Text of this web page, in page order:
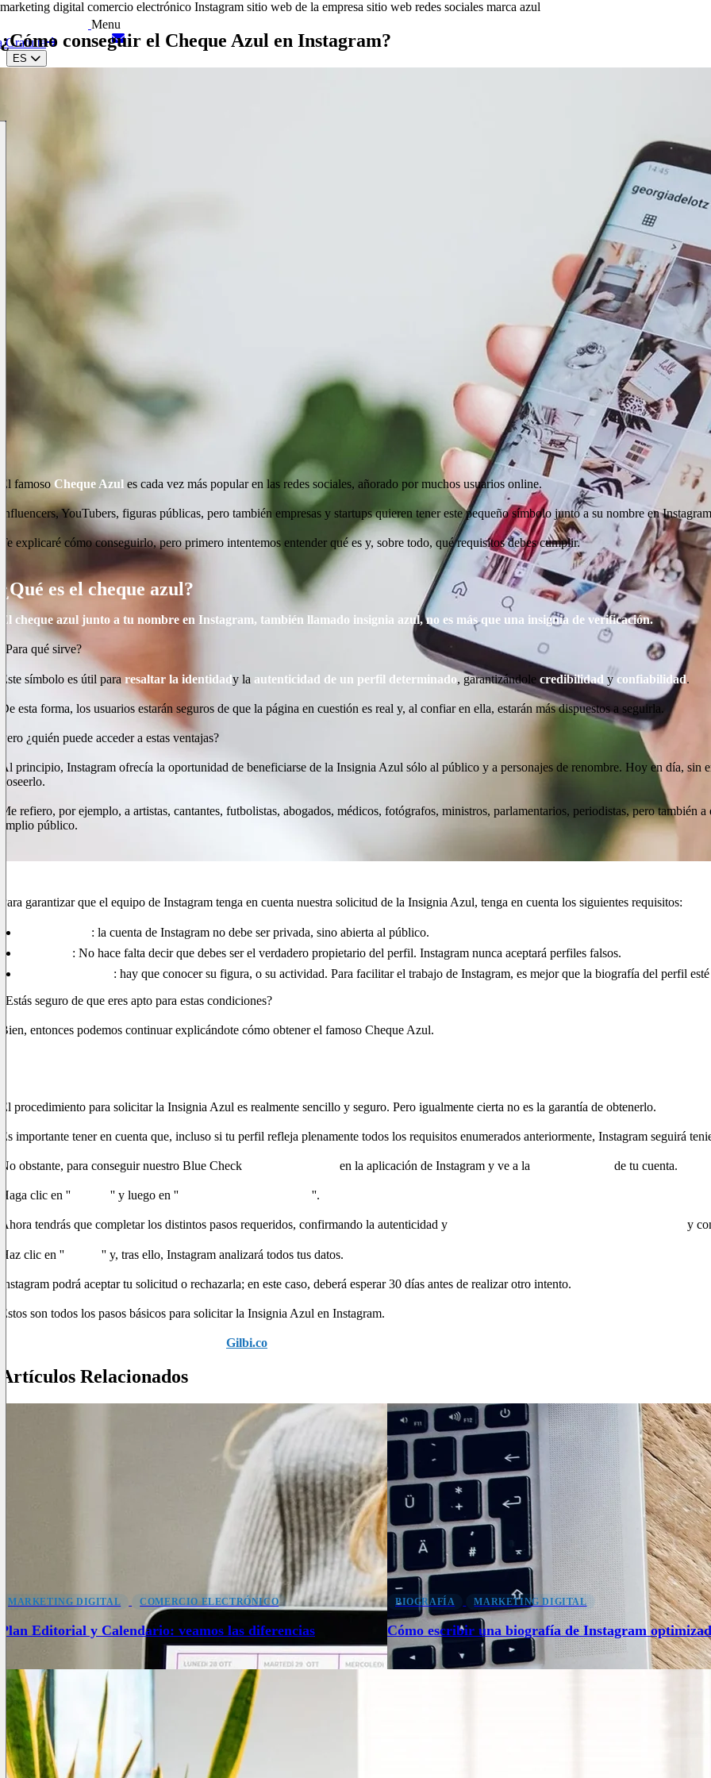
Menu
Gratuita
ES
marketing digital comercio electrónico Instagram sitio web de la empresa sitio web redes sociales marca azul
¿Cómo conseguir el Cheque Azul en Instagram?
El famoso Cheque Azul es cada vez más popular en las redes sociales, añorado por muchos usuarios online.
Influencers, YouTubers, figuras públicas, pero también empresas y startups quieren tener este pequeño símbolo junto a su nombre en
Te explicaré cómo conseguirlo, pero primero intentemos entender qué es y, sobre todo, qué requisitos debes cumplir.
¿Qué es el cheque azul?
El cheque azul junto a tu nombre en Instagram, también llamado insignia azul, no es más que una insignia de verificación.
¿Para qué sirve?
Este símbolo es útil pararesaltar la identidady la autenticidad de un perfil determinado, garantizándole credibilidad yconfiabilidad.
De esta forma, los usuarios estarán seguros de que la página en cuestión es real y, al confiar en ella, estarán más dispuestos a seguirla.
Pero ¿quién puede acceder a estas ventajas?
Al principio, Instagram ofrecía la oportunidad de beneficiarse de la Insignia Azul sólo al público y a personajes de renombre. Hoy en día, sin
poseerlo.
Me refiero, por ejemplo, a artistas, cantantes, futbolistas, abogados, médicos, fotógrafos, ministros, parlamentarios, periodistas, pero también
amplio público.
Para garantizar que el equipo de Instagram tenga en cuenta nuestra solicitud de la Insignia Azul, tenga en cuenta los siguientes requisitos:
: la cuenta de Instagram no debe ser privada, sino abierta al público.
: No hace falta decir que debes ser el verdadero propietario del perfil. Instagram nunca aceptará perfiles falsos.
: hay que conocer su figura, o su actividad. Para facilitar el trabajo de Instagram, es mejor que la biografía del perfil
¿Estás seguro de que eres apto para estas condiciones?
Bien, entonces podemos continuar explicándote cómo obtener el famoso Cheque Azul.
El procedimiento para solicitar la Insignia Azul es realmente sencillo y seguro. Pero igualmente cierta no es la garantía de obtenerlo.
Es importante tener en cuenta que, incluso si tu perfil refleja plenamente todos los requisitos enumerados anteriormente, Instagram seguirá
No obstante, para conseguir nuestro Blue Check en la aplicación de Instagram y ve a la de tu cuenta.
Haga clic en '' '' y luego en '' ''.
Ahora tendrás que completar los distintos pasos requeridos, confirmando la autenticidad y y
Haz clic en '' '' y, tras ello, Instagram analizará todos tus datos.
Instagram podrá aceptar tu solicitud o rechazarla; en este caso, deberá esperar 30 días antes de realizar otro intento.
Estos son todos los pasos básicos para solicitar la Insignia Azul en Instagram.
Gilbi.co
Artículos Relacionados
MARKETING DIGITAL COMERCIO ELECTRÓNICO
Plan Editorial y Calendario: veamos las diferencias
BIOGRAFÍA MARKETING DIGITAL
Cómo escribir una biografía de Instagram